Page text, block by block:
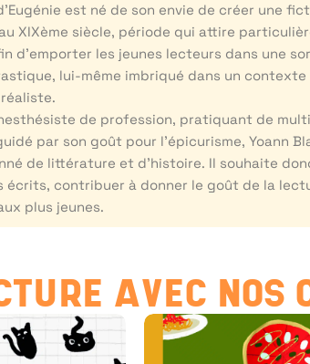
est né de son envie de créer une
XIXème siècle, période qui attire
d’emporter les jeunes lecteurs dans une
lui-même imbriqué dans un contexte
de profession, pratiquant de
par son goût pour l’épicurisme, Yoann
de littérature et d’histoire. Il souhaite
écrits, contribuer à donner le goût de la
plus jeunes.
AVEC NOS